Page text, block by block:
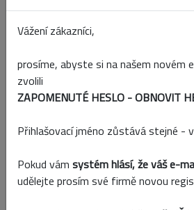
Kód produktu:
EAN:
Přidat k porovnání
Skladem
Parametry
Vážení zákazníci,
prosíme, abyste si na našem novém
zvolili
ZAPOMENUTÉ HESLO - OBNOVIT
Přihlašovací jméno zůstává stejné -
Pokud vám systém hlásí, že váš e-
udělejte prosím své firmě novou